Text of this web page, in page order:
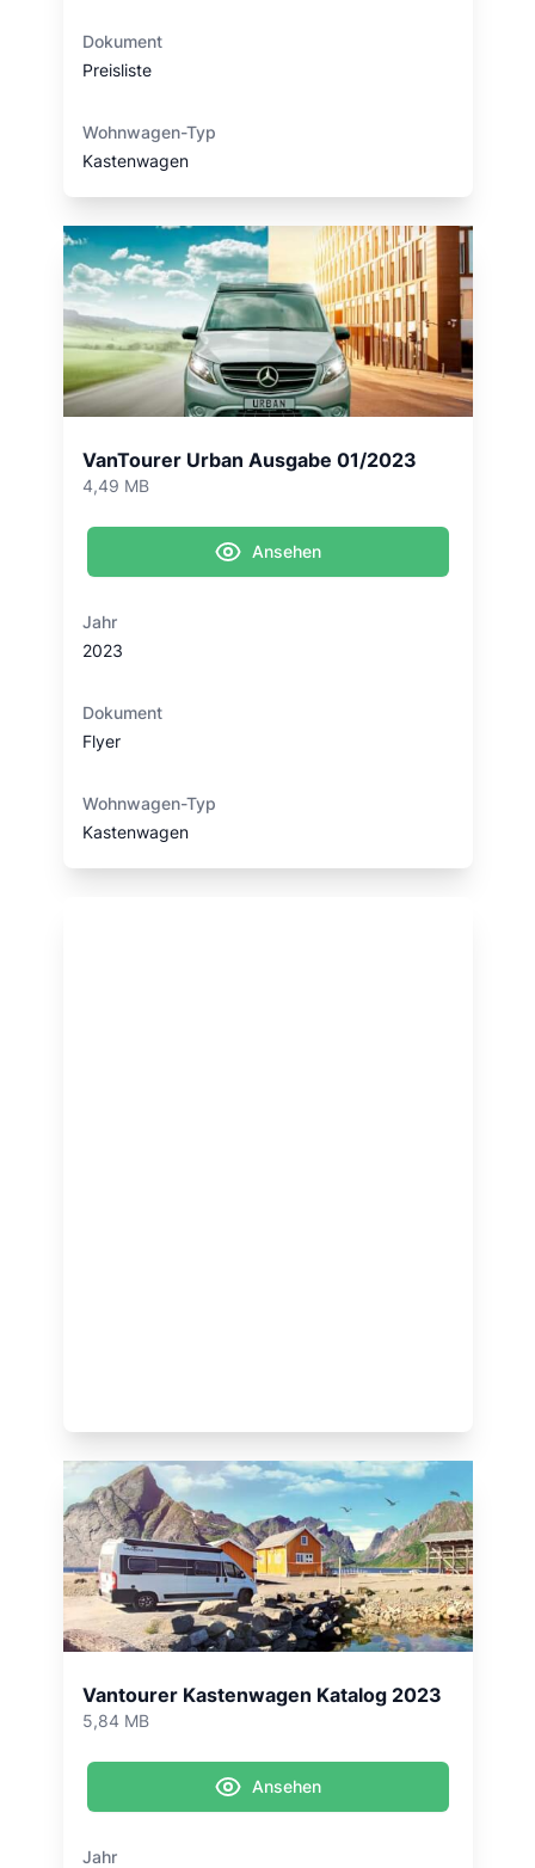
Dokument
Preisliste
Wohnwagen-Typ
Kastenwagen
VanTourer Urban Ausgabe 01/2023
4,49 MB
Ansehen
Jahr
2023
Dokument
Flyer
Wohnwagen-Typ
Kastenwagen
Vantourer Kastenwagen Katalog 2023
5,84 MB
Ansehen
Jahr